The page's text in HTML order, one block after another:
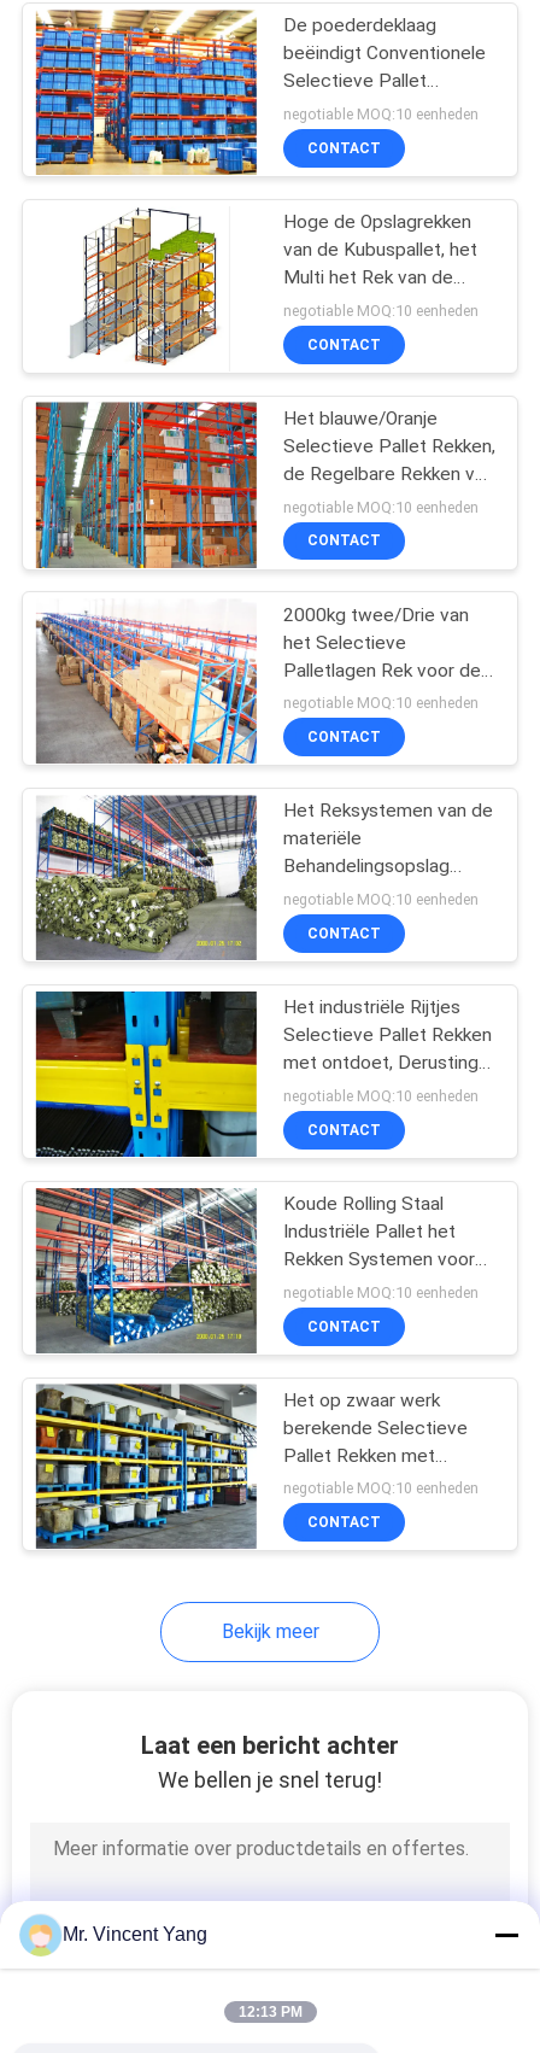
aandrijving in
palletrek
Rek Gesteunde
Mezzanine
17
Industriële
Mezzanine Vloeren
het kabinet van de
hulpmiddelborst
Industriële
Werkbanken
De Palletkooi van
het draadnetwerk
15
roltransportband
Draagbare het
Stapelen Rekken
De poederdeklaag
beëindigt Conventionele
Selectieve Pallet
Rekkend het Multiniveau
Opschorten
negotiable MOQ:10 eenheden
CONTACT
Hoge de Opslagrekken
van de Kubuspallet, het
Multi het Rek van de
Niveaupallet Opschorten
negotiable MOQ:10 eenheden
CONTACT
Het blauwe/Oranje
Selectieve Pallet Rekken,
de Regelbare Rekken van
de Staalpallet
negotiable MOQ:10 eenheden
CONTACT
2000kg twee/Drie van
het Selectieve
Palletlagen Rek voor de
Goederen van het
Opslagkarton
negotiable MOQ:10 eenheden
CONTACT
Het Reksystemen van de
materiële
Behandelingsopslag
Koudgewalste Pallet
voor Kledingindustrie
negotiable MOQ:10 eenheden
CONTACT
Het industriële Rijtjes
Selectieve Pallet Rekken
met ontdoet, Derusting-
Oppervlakte van olie
negotiable MOQ:10 eenheden
CONTACT
Koude Rolling Staal
Industriële Pallet het
Rekken Systemen voor
Materialenbehandeling
negotiable MOQ:10 eenheden
CONTACT
Het op zwaar werk
berekende Selectieve
Pallet Rekken met
Triplex Deckin, Staal het
Rekken Systemen
negotiable MOQ:10 eenheden
CONTACT
Bekijk meer
Laat een bericht achter
We bellen je snel terug!
Mr. Vincent Yang
12:13 PM